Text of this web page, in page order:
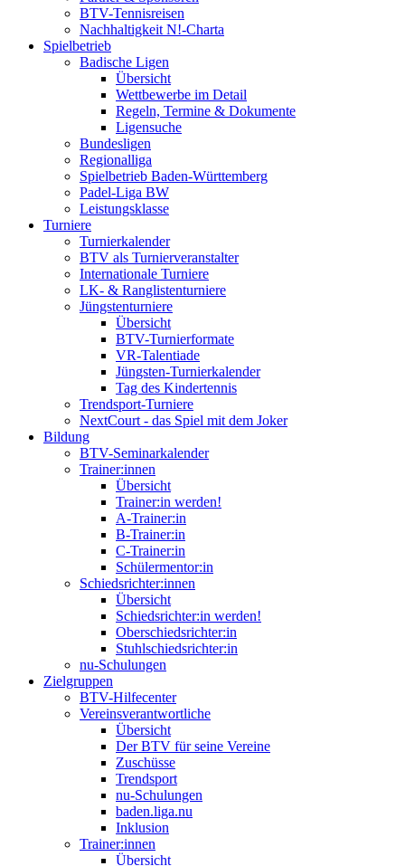
BTV-Tennisreisen
Nachhaltigkeit N!-Charta
Spielbetrieb
Badische Ligen
Übersicht
Wettbewerbe im Detail
Regeln, Termine & Dokumente
Ligensuche
Bundesligen
Regionalliga
Spielbetrieb Baden-Württemberg
Padel-Liga BW
Leistungsklasse
Turniere
Turnierkalender
BTV als Turnierveranstalter
Internationale Turniere
LK- & Ranglistenturniere
Jüngstenturniere
Übersicht
BTV-Turnierformate
VR-Talentiade
Jüngsten-Turnierkalender
Tag des Kindertennis
Trendsport-Turniere
NextCourt - das Spiel mit dem Joker
Bildung
BTV-Seminarkalender
Trainer:innen
Übersicht
Trainer:in werden!
A-Trainer:in
B-Trainer:in
C-Trainer:in
Schülermentor:in
Schiedsrichter:innen
Übersicht
Schiedsrichter:in werden!
Oberschiedsrichter:in
Stuhlschiedsrichter:in
nu-Schulungen
Zielgruppen
BTV-Hilfecenter
Vereinsverantwortliche
Übersicht
Der BTV für seine Vereine
Zuschüsse
Trendsport
nu-Schulungen
baden.liga.nu
Inklusion
Trainer:innen
Übersicht